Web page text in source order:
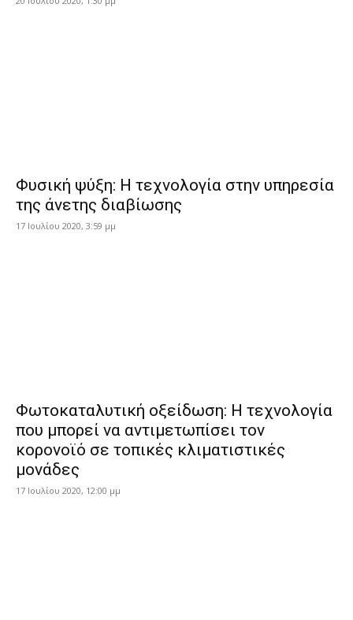
Φυσική ψύξη: Η τεχνολογία στην υπηρεσία
της άνετης διαβίωσης
17 Ιουλίου 2020, 3:59 μμ
Φωτοκαταλυτική οξείδωση: Η τεχνολογία
που μπορεί να αντιμετωπίσει τον
κορονοϊό σε τοπικές κλιματιστικές
μονάδες
17 Ιουλίου 2020, 12:00 μμ